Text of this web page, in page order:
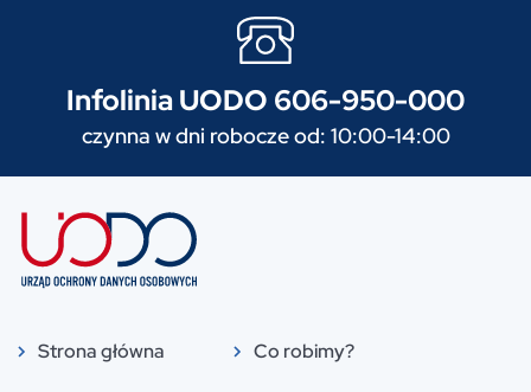
Infolinia UODO 606-950-000
czynna w dni robocze od: 10:00-14:00
Strona główna Co robimy?